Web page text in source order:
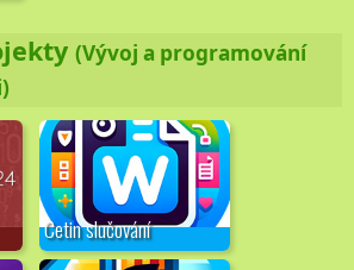
(Vývoj a programování
Cetin slučování